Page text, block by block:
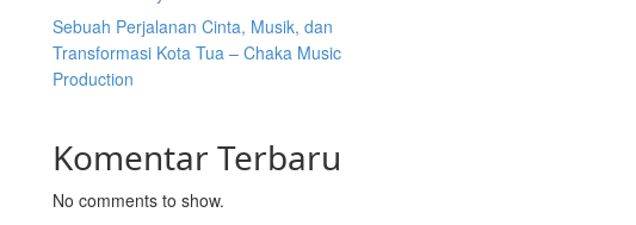
Sebuah Perjalanan Cinta, Musik, dan
Transformasi Kota Tua – Chaka Music
Production
Komentar Terbaru
No comments to show.